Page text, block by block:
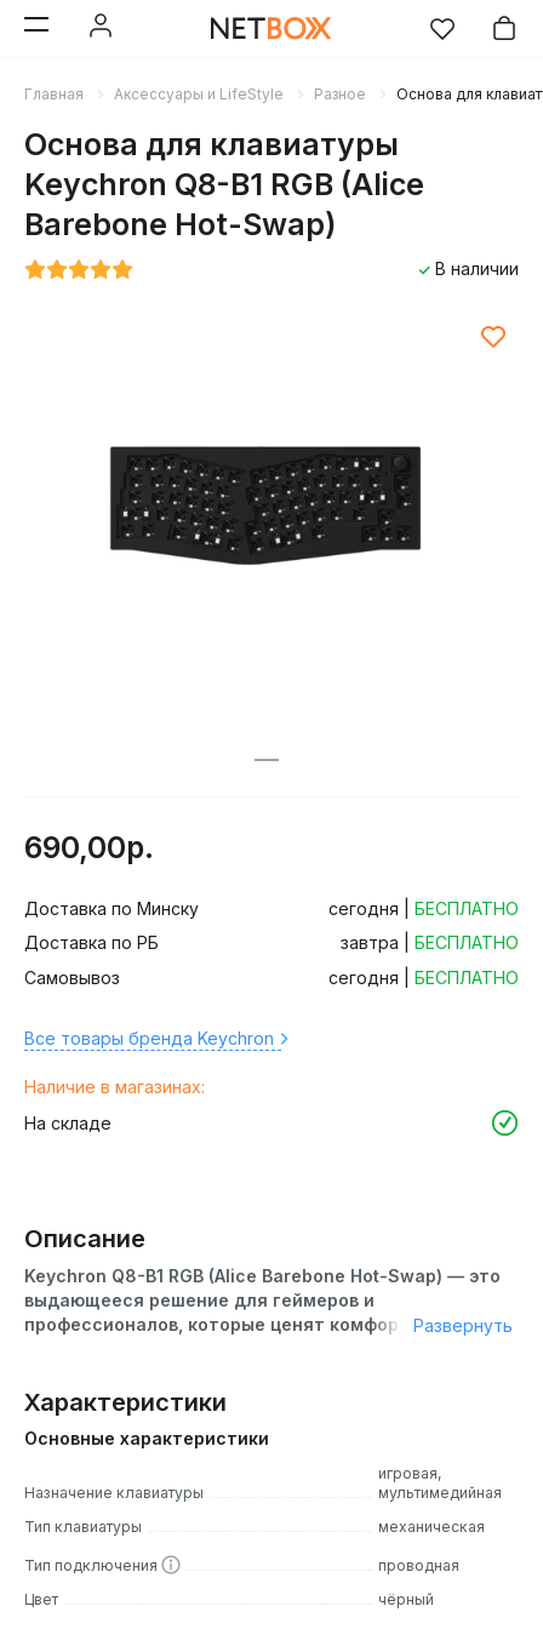
Главная Аксессуары и LifeStyle Разное Основа для
Основа для клавиатуры
Keychron Q8-B1 RGB (Alice
Barebone Hot-Swap)
В наличии
690,00р.
Доставка по Минску сегодня | БЕСПЛАТНО
Доставка по РБ
завтра |
БЕСПЛАТНО
Самовывоз
сегодня | БЕСПЛАТНО
Все товары бренда Keychron
Наличие в магазинах:
На складе
Описание
Keychron Q8-B1 RGB (Alice Barebone Hot-Swap) — это
выдающееся решение для геймеров и
профессионалов, которые ценят комфорт,
Keychron Q8-B1 RGB (Alice Barebone Hot-Swap) обладает
элегантным дизайном и высокой функциональностью. Её
компактный форм-фактор позволяет удобно
разместиться на рабочем столе, а RGB-подсветка
добавляет стильности и позволяет настроить
клавиатуру под свои предпочтения. Созданная с учетом
всех современных требований и технологий, она
обеспечивает непревзойденное удобство, точность и
скорость во время игровых сессий.
Развернуть
Характеристики
Основные характеристики
Назначение клавиатуры
игровая,
мультимедийная
Тип клавиатуры
механическая
Тип подключения
проводная
Цвет
чёрный